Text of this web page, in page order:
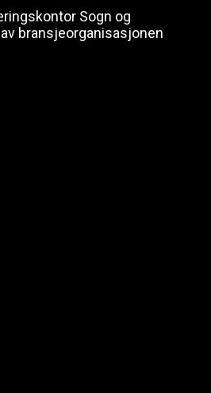
Sogn og
bransjeorganisasjonen